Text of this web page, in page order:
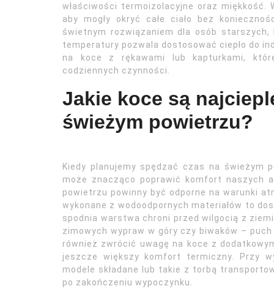
właściwości termoizolacyjne oraz miękkość.
aby mogły okryć całe ciało bez
świetnym rozwiązaniem dla osób
temperatury pozwala dostosować ciepło do
na koce z rękawami lub kapturkami,
codziennych czynności.
Jakie koce są
świeżym powietrzu?
Kiedy planujemy spędzać czas na świeżym
może znacząco poprawić komfort naszych
powietrzu powinny być odporne na warunki
wykonane z wodoodpornych materiałów to
spodnia warstwa chroni przed wilgocią z
zimowych wypraw w góry czy biwaków –
również zwrócić uwagę na koce z
jeszcze większy komfort termiczny. Przy
modele składane lub takie z torbą
po zakończeniu wypoczynku.